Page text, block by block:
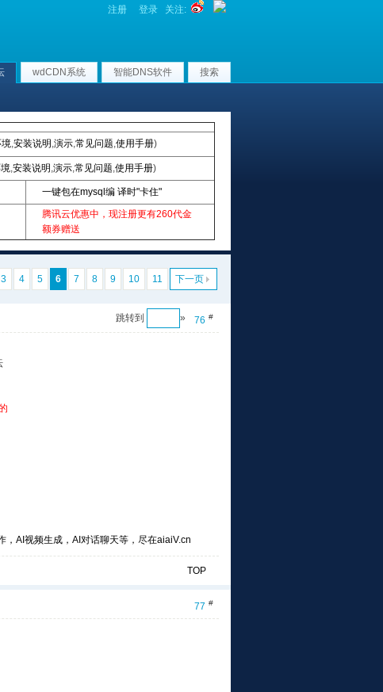
注册 登录 关注:
wdCDN系统 智能DNS软件 搜索
,安装说明 ,演示,常见问题,使用手册)
,安装说明 ,演示,常见问题,使用手册)
一键包在mysql编 译时"卡住"
腾讯云优惠中，现注册更有260代金
额券赠送
3 4 5 6 7 8 9 10 11 下一页
76 #
跳转到 »
，AI视频生成，AI对话聊天等，尽在aiaiV.cn
TOP
77 #